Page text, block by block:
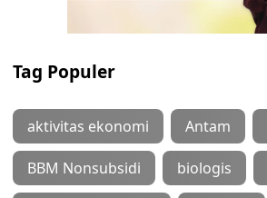
Tag Populer
aktivitas ekonomi Antam
BBM Nonsubsidi biologis